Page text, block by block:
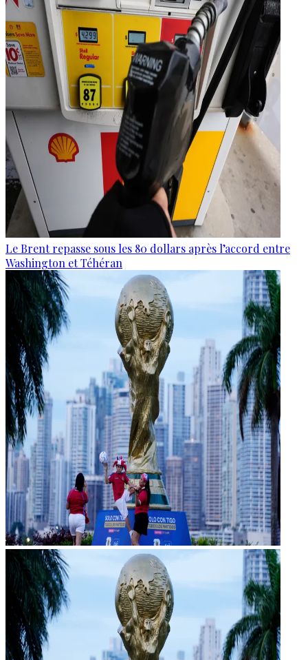
Le Brent repasse sous les 80 dollars après l’accord entre
Washington et Téhéran